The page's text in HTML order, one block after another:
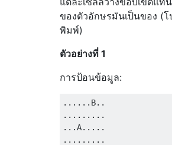
ของตัวอักษรมันเป็นของ (
พิมพ์)
ตัวอย่างที่ 1
การป้อนข้อมูล:
......B..
.........
...A.....
.........